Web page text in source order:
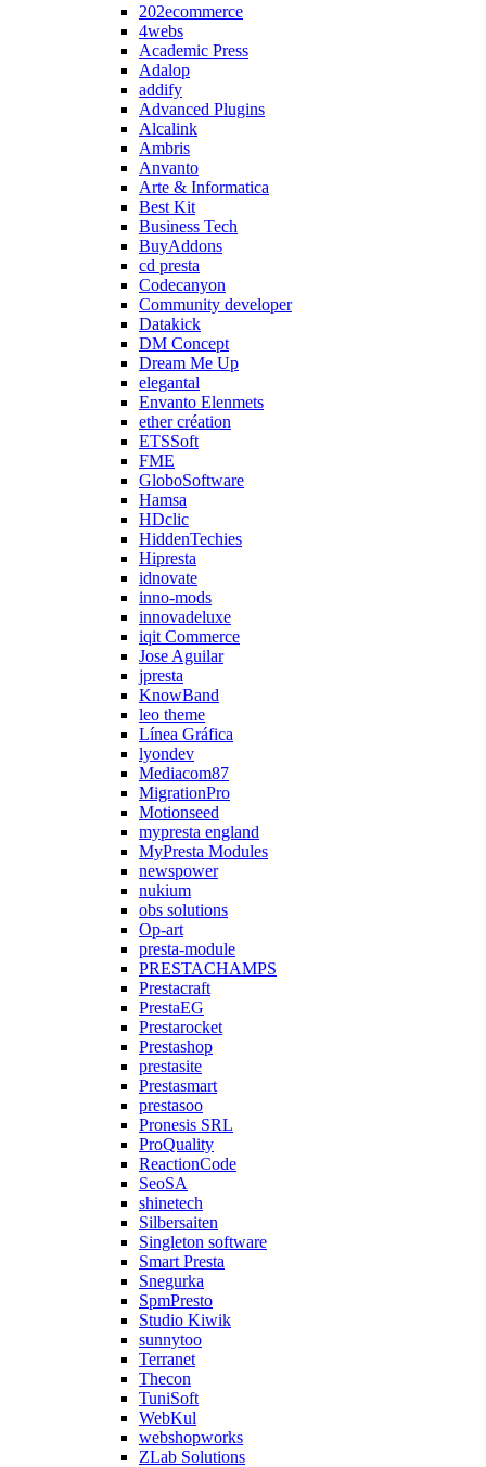
202ecommerce
4webs
Academic Press
Adalop
addify
Advanced Plugins
Alcalink
Ambris
Anvanto
Arte & Informatica
Best Kit
Business Tech
BuyAddons
cd presta
Codecanyon
Community developer
Datakick
DM Concept
Dream Me Up
elegantal
Envanto Elenmets
ether création
ETSSoft
FME
GloboSoftware
Hamsa
HDclic
HiddenTechies
Hipresta
idnovate
inno-mods
innovadeluxe
iqit Commerce
Jose Aguilar
jpresta
KnowBand
leo theme
Línea Gráfica
lyondev
Mediacom87
MigrationPro
Motionseed
mypresta england
MyPresta Modules
newspower
nukium
obs solutions
Op-art
presta-module
PRESTACHAMPS
Prestacraft
PrestaEG
Prestarocket
Prestashop
prestasite
Prestasmart
prestasoo
Pronesis SRL
ProQuality
ReactionCode
SeoSA
shinetech
Silbersaiten
Singleton software
Smart Presta
Snegurka
SpmPresto
Studio Kiwik
sunnytoo
Terranet
Thecon
TuniSoft
WebKul
webshopworks
ZLab Solutions